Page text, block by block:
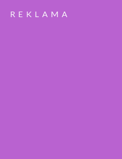
REKLAMA